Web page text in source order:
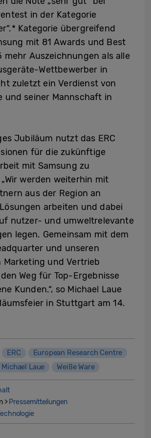
in der Kategorie
Kategorie übergreifend
mit 81 Awards und Best
mehr Auszeichnungen als alle
Wettbewerber in
zuletzt ein Verdienst von
und seiner Mannschaft in
Jubiläum nutzt das ERC
für die zukünftige
mit Samsung zu
werden weiterhin mit
aus der Region an
arbeiten und dabei
nutzer- und umweltrelevante
legen. Gemeinsam mit dem
und unseren
Marketing und Vertrieb
Weg für Top-Ergebnisse
Kunden.“, so Michael Laue
in Stuttgart am 14.
ERC
European Research Centre
Michael Laue Weiße Ware
> Pressemitteilungen